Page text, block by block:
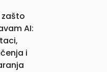
zašto
AI:
i